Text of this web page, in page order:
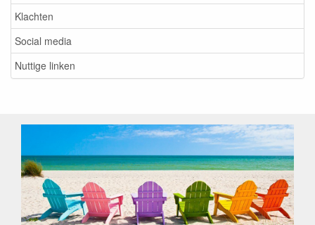
Klachten
Social media
Nuttige linken